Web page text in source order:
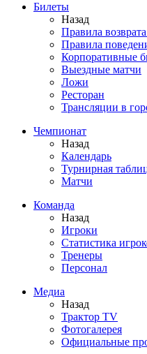
Билеты
Назад
Правила
Правила
Корпоративные
Выездные матчи
Ложи
Ресторан
Трансляции в
Чемпионат
Назад
Календарь
Турнирная
Матчи
Команда
Назад
Игроки
Статистика
Тренеры
Персонал
Медиа
Назад
Трактор TV
Фотогалерея
Официальные